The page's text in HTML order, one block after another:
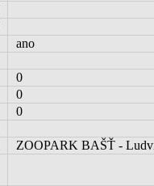
ano
0
0
0
ZOOPARK BAŠŤ -